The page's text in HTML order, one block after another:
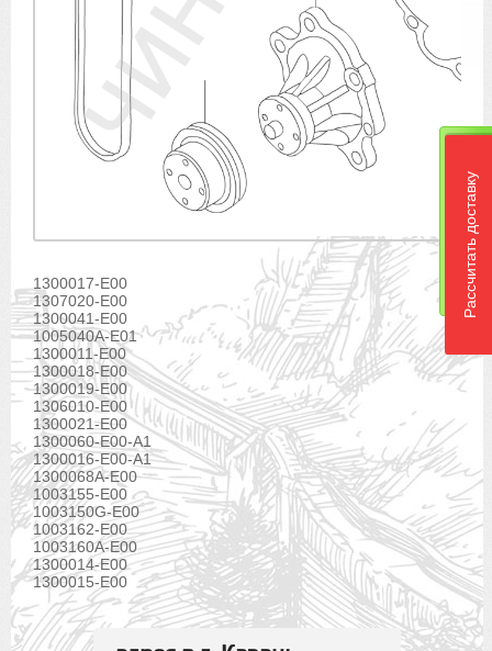
1300017-E00
1307020-E00
1300041-E00
1005040A-E01
1300011-E00
1300018-E00
1300019-E00
1306010-E00
1300021-E00
1300060-E00-A1
1300016-E00-A1
1300068A-E00
1003155-E00
1003150G-E00
1003162-E00
1003160A-E00
1300014-E00
1300015-E00
Рассчитать доставку